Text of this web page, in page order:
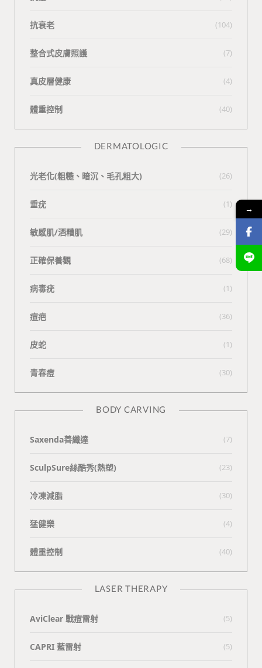
抗衰老 (104)
整合式皮膚照護 (7)
真皮層健康 (4)
體重控制 (40)
DERMATOLOGIC
光老化(粗糙、暗沉、毛孔粗大) (26)
垂疣 (1)
敏感肌/酒糟肌 (29)
正確保養觀 (68)
病毒疣 (1)
痘疤 (36)
皮蛇 (1)
青春痘 (30)
BODY CARVING
Saxenda善纖達 (7)
SculpSure絲酷秀(熱塑) (23)
冷凍減脂 (30)
猛健樂 (4)
體重控制 (40)
LASER THERAPY
AviClear 戰痘雷射 (5)
CAPRI 藍雷射 (5)
→